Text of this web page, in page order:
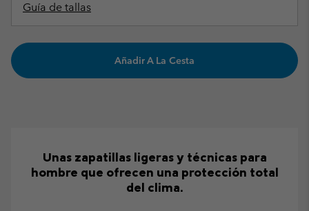
Guía de tallas
Añadir A La Cesta
Unas zapatillas ligeras y técnicas para
hombre que ofrecen una protección total
del clima.